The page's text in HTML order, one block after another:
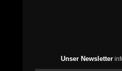
Unser Newsletter